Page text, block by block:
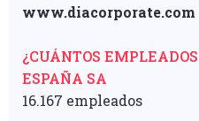
www.diacorporate.com
¿CUÁNTOS
ESPAÑA SA
16.167 empleados